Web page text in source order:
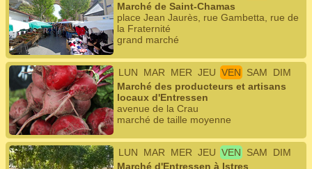
Marché de Saint-Chamas
place Jean Jaurès, rue Gambetta, rue de
la Fraternité
grand marché
LUN MAR MER JEU VEN SAM
DIM
Marché des producteurs et artisans
locaux d'Entressen
avenue de la Crau
marché de taille moyenne
LUN MAR MER JEU VEN SAM
DIM
Marché d'Entressen à Istres